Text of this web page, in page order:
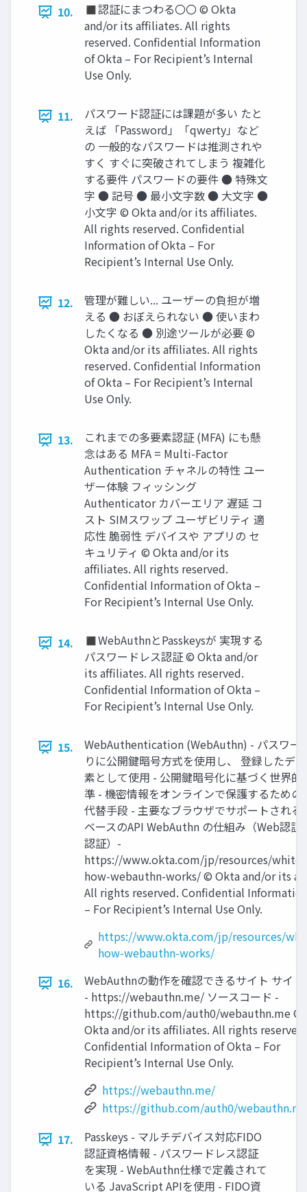
10.
◼認証にまつわる〇〇 © Okta
and/or its afﬁliates. All rights
reserved. Conﬁdential Information
of Okta – For Recipient’s Internal
Use Only.
11.
パスワード認証には課題が多い たと
えば 「Password」「qwerty」など
の ⼀般的なパスワードは推測されや
すく すぐに突破されてしまう 複雑化
する要件 パスワードの要件 ● 特殊⽂
字 ● 記号 ● 最⼩⽂字数 ● ⼤⽂字 ●
⼩⽂字 © Okta and/or its afﬁliates.
All rights reserved. Conﬁdential
Information of Okta – For
Recipient’s Internal Use Only.
12.
管理が難しい... ユーザーの負担が増
える ● おぼえられない ● 使いまわ
したくなる ● 別途ツールが必要 ©
Okta and/or its afﬁliates. All rights
reserved. Conﬁdential Information
of Okta – For Recipient’s Internal
Use Only.
13.
これまでの多要素認証 (MFA) にも懸
念はある MFA = Multi-Factor
Authentication チャネルの特性 ユー
ザー体験 フィッシング
Authenticator カバーエリア 遅延 コ
スト SIMスワップ ユーザビリティ 適
応性 脆弱性 デバイスや アプリの セ
キュリティ © Okta and/or its
afﬁliates. All rights reserved.
Conﬁdential Information of Okta –
For Recipient’s Internal Use Only.
14.
◼WebAuthnとPasskeysが 実現する
パスワードレス認証 © Okta and/or
its afﬁliates. All rights reserved.
Conﬁdential Information of Okta –
For Recipient’s Internal Use Only.
15.
WebAuthentication (WebAuthn) - パスワー
りに公開鍵暗号⽅式を使⽤し、 登録したデ
素として使⽤ - 公開鍵暗号化に基づく世界的
準 - 機密情報をオンラインで保護するための
代替⼿段 - 主要なブラウザでサポートされる
ベースのAPI WebAuthn の仕組み（Web認証
認証）-
https://www.okta.com/jp/resources/
how-webauthn-works/ © Okta and/or its
All rights reserved. Conﬁdential
– For Recipient’s Internal Use Only.
https://www.okta.com/jp/resources/
how-webauthn-works/
16.
WebAuthnの動作を確認できるサイト サイト
- https://webauthn.me/ ソースコード -
https://github.com/auth0/webauthn.me ©
Okta and/or its afﬁliates. All rights reserved.
Conﬁdential Information of Okta – For
Recipient’s Internal Use Only.
https://webauthn.me/
https://github.com/auth0/
17.
Passkeys - マルチデバイス対応FIDO
認証資格情報 - パスワードレス認証
を実現 - WebAuthn仕様で定義されて
いる JavaScript APIを使⽤ - FIDO資